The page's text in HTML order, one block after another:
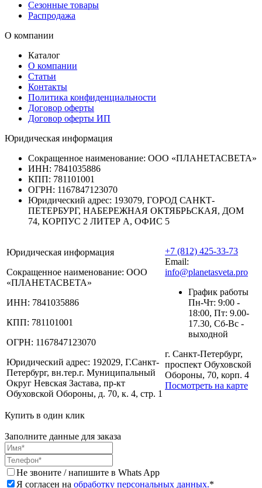
Сезонные товары
Распродажа
О компании
Каталог
О компании
Статьи
Контакты
Политика конфиденциальности
Договор оферты
Договор оферты ИП
Юридическая информация
Сокращенное наименование: ООО «ПЛАНЕТАСВЕТА»
ИНН: 7841035886
КПП: 781101001
ОГРН: 1167847123070
Юридический адрес: 193079, ГОРОД САНКТ-
ПЕТЕРБУРГ, НАБЕРЕЖНАЯ ОКТЯБРЬСКАЯ, ДОМ
74, КОРПУС 2 ЛИТЕР А, ОФИС 5
Юридическая информация
Сокращенное наименование: ООО
«ПЛАНЕТАСВЕТА»
ИНН: 7841035886
КПП: 781101001
ОГРН: 1167847123070
Юридический адрес: 192029, Г.Санкт-
Петербург, вн.тер.г. Муниципальный
Округ Невская Застава, пр-кт
Обуховской Обороны, д. 70, к. 4, стр. 1
+7 (812) 425-33-73
Email:
info@planetasveta.pro
График работы
Пн-Чт: 9:00 -
18:00, Пт: 9.00-
17.30, Сб-Вс -
выходной
г. Санкт-Петербург,
проспект Обуховской
Обороны, 70, корп. 4
Посмотреть на карте
Купить в один клик
Заполните данные для заказа
Не звоните / напишите в Whats App
Я согласен на обработку персональных данных.*